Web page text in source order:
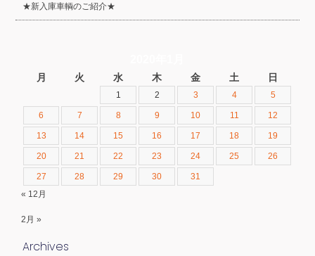
★新入庫車輌のご紹介★
月 火 水 木 金 土 日
1 2 3 4 5
6 7 8 9 10 11 12
13 14 15 16 17 18 19
20 21 22 23 24 25 26
27 28 29 30
31
« 12月
2月 »
Archives